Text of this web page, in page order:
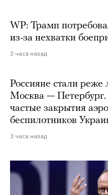
WP: Трамп
из-за нехватки
3 часа назад
Россияне стали реже
Москва —
частые закрытия
беспилотников
3 часа назад